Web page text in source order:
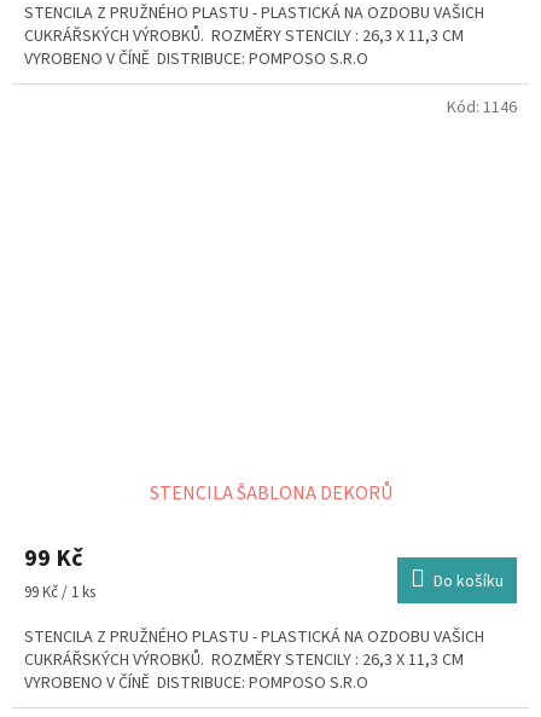
STENCILA Z PRUŽNÉHO PLASTU - PLASTICKÁ NA OZDOBU VAŠICH
CUKRÁŘSKÝCH VÝROBKŮ. ROZMĚRY STENCILY : 26,3 X 11,3 CM
VYROBENO V ČÍNĚ DISTRIBUCE: POMPOSO S.R.O
STENCILA ŠABLONA DEKORŮ
99 Kč
Měrná
99 Kč / 1 ks Do košíku
STENCILA Z PRUŽNÉHO PLASTU - PLASTICKÁ NA OZDOBU VAŠICH
CUKRÁŘSKÝCH VÝROBKŮ. ROZMĚRY STENCILY : 26,3 X 11,3 CM
VYROBENO V ČÍNĚ DISTRIBUCE: POMPOSO S.R.O
Kód: 1146